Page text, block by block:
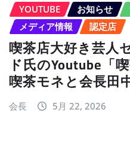
YOUTUBE お知らせ
メディア情報
認定店
喫茶店大好き芸人
ド氏のYoutube「
喫茶モネと会長田
会長 5月 22, 2026